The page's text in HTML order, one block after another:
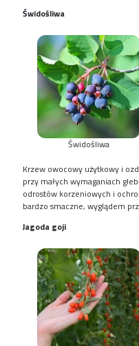
Świdośliwa
Świdośliwa
Krzew owocowy użytkowy i
przy małych wymaganiach
odrostów korzeniowych i
bardzo smaczne, wyglądem
Jagoda goji